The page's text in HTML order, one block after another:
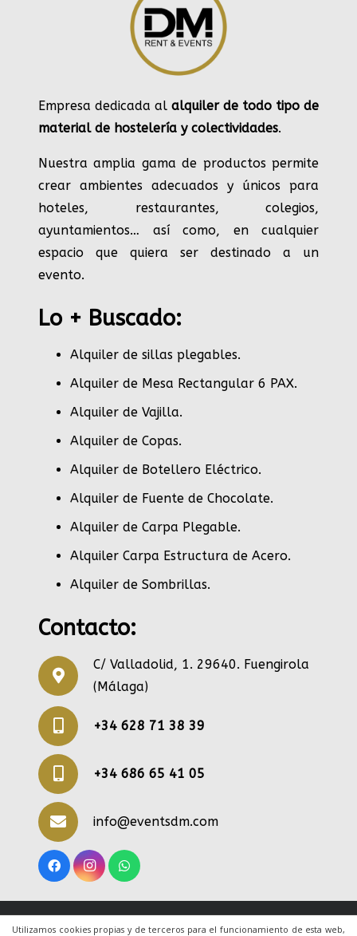
Utilizamos cookies propias y de terceros para el funcionamiento de esta web,
Empresa dedicada al alquiler de todo tipo de
material de hostelería y colectividades.
Nuestra amplia gama de productos permite
crear ambientes adecuados y únicos para
hoteles, restaurantes, colegios,
ayuntamientos… así como, en cualquier
espacio que quiera ser destinado a un
evento.
Lo + Buscado:
Alquiler de sillas plegables.
Alquiler de Mesa Rectangular 6 PAX.
Alquiler de Vajilla.
Alquiler de Copas.
Alquiler de Botellero Eléctrico.
Alquiler de Fuente de Chocolate.
Alquiler de Carpa Plegable.
Alquiler Carpa Estructura de Acero.
Alquiler de Sombrillas.
Contacto:
C/ Valladolid, 1. 29640. Fuengirola
(Málaga)
+34 628 71 38 39
+34 686 65 41 05
info@eventsdm.com
© 2020 Todos los derechos reservados. Una web